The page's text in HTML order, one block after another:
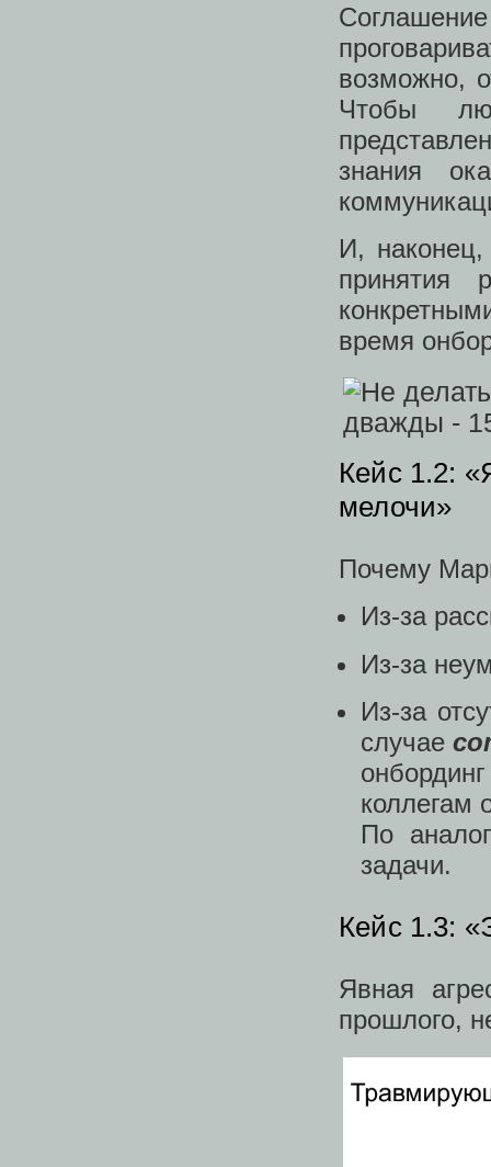
возможно,
Чтобы
знания
И, наконец,
принятия
время
Кейс 1.2:
мелочи»
Почему
Из-за
Из-за
Из-за
случае
коллегам
По
задачи.
Кейс 1.3:
Явная
прошлого,